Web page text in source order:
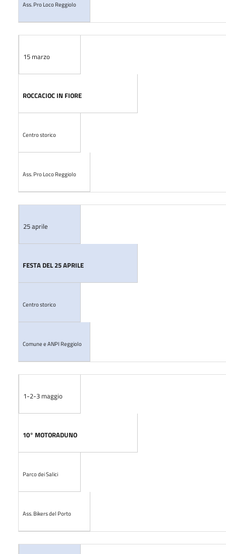
Ass. Pro Loco Reggiolo
15 marzo
ROCCACIOC IN FIORE
Centro storico
Ass. Pro Loco Reggiolo
25 aprile
FESTA DEL 25 APRILE
Centro storico
Comune e ANPI Reggiolo
1-2-3 maggio
10° MOTORADUNO
Parco dei Salici
Ass. Bikers del Porto